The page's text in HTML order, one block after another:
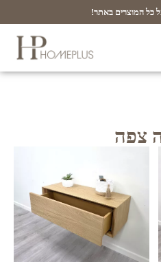
כל המוצרים באתר!
צפה